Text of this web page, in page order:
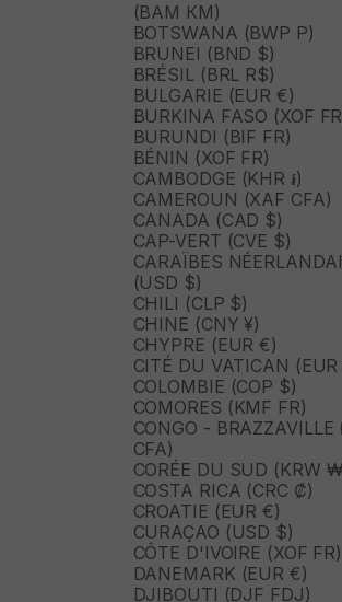
(BAM КМ)
BOTSWANA (BWP P)
BRUNEI (BND $)
BRÉSIL (BRL R$)
BULGARIE (EUR €)
BURKINA FASO (XOF
BURUNDI (BIF FR)
BÉNIN (XOF FR)
CAMBODGE (KHR ៛)
CAMEROUN (XAF CFA)
CANADA (CAD $)
CAP-VERT (CVE $)
CARAÏBES
(USD $)
CHILI (CLP $)
CHINE (CNY ¥)
CHYPRE (EUR €)
CITÉ DU VATICAN
COLOMBIE (COP $)
COMORES (KMF FR)
CONGO - BRAZZAVILLE
CFA)
CORÉE DU SUD (KRW
COSTA RICA (CRC ₡)
CROATIE (EUR €)
CURAÇAO (USD $)
CÔTE D'IVOIRE (XOF FR)
DANEMARK (EUR €)
DJIBOUTI (DJF FDJ)